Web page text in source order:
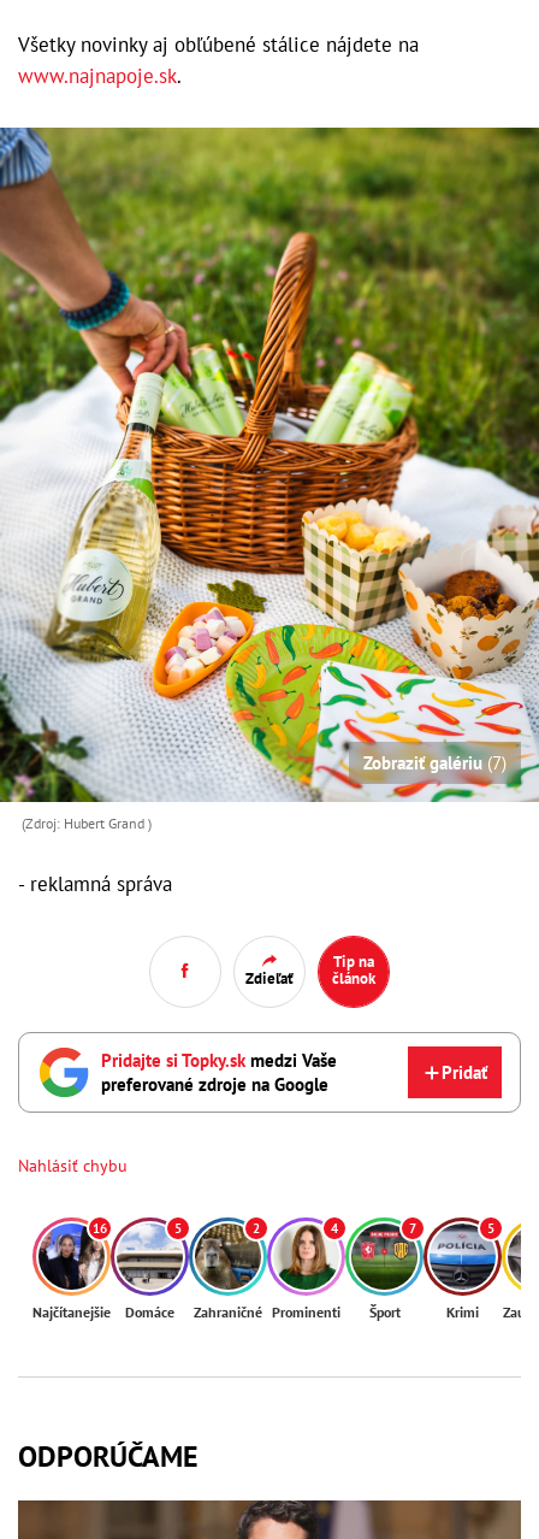
Všetky novinky aj obľúbené stálice nájdete na
www.najnapoje.sk.
Zobraziť galériu(7)
(Zdroj: Hubert Grand )
- reklamná správa
Zdieľať
Tip na
článok
Pridajte si Topky.skmedzi Vaše
preferované zdroje na Google
Pridať
Nahlásiť chybu
16
Najčítanejšie
5
Domáce
2
Zahraničné
4
Prominenti
7
Šport
5
Krimi
ODPORÚČAME